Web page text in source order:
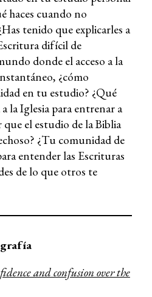
haces cuando no
tenido que explicarles a
difícil de
donde el acceso a la
¿cómo
en tu estudio? ¿Qué
la Iglesia para entrenar a
el estudio de la Biblia
¿Tu comunidad de
entender las Escrituras
de lo que otros te
and confusion over the